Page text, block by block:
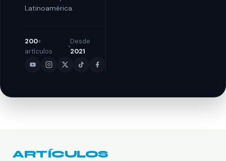
Latinoamérica.
200+
artículos
Desde
2021
ARTÍCULOS